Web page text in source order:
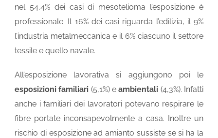
nel 54,4% dei casi di mesotelioma l’esposizione è
professionale. Il 16% dei casi riguarda l’edilizia, il 9%
l’industria metalmeccanica e il 6% ciascuno il settore
tessile e quello navale.
All’esposizione lavorativa si aggiungono poi le
esposizioni familiari (5,1%) eambientali (4,3%). Infatti
anche i familiari dei lavoratori potevano respirare le
fibre portate inconsapevolmente a casa. Inoltre un
rischio di esposizione ad amianto sussiste se si ha la